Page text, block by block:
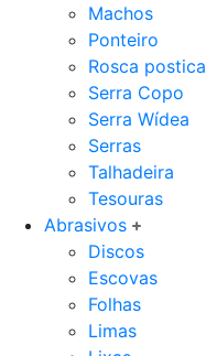
Machos
Ponteiro
Rosca postica
Serra Copo
Serra Wídea
Serras
Talhadeira
Tesouras
Abrasivos
Discos
Escovas
Folhas
Limas